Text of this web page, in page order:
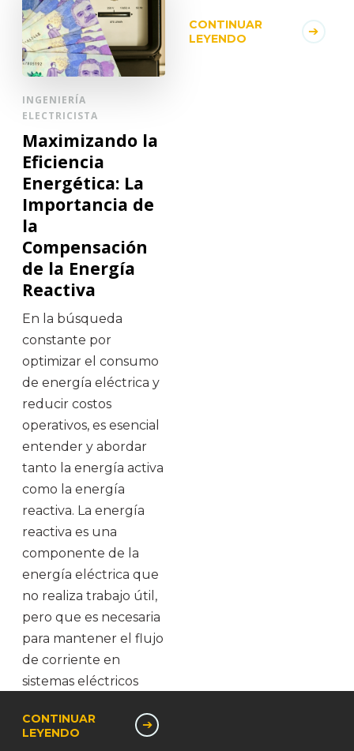
combate …
CONTINUAR
LEYENDO
CONTINUAR
LEYENDO
INGENIERÍA
ELECTRICISTA
Maximizando la
Eficiencia
Energética: La
Importancia de
la
Compensación
de la Energía
Reactiva
En la búsqueda
constante por
optimizar el consumo
de energía eléctrica y
reducir costos
operativos, es esencial
entender y abordar
tanto la energía activa
como la energía
reactiva. La energía
reactiva es una
componente de la
energía eléctrica que
no realiza trabajo útil,
pero que es necesaria
para mantener el flujo
de corriente en
sistemas eléctricos
CONTINUAR
LEYENDO